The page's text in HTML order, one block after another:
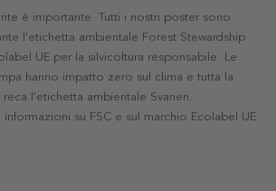
è importante. Tutti i nostri poster sono
l'etichetta ambientale Forest Stewardship
UE per la silvicoltura responsabile. Le
hanno impatto zero sul clima e tutta la
l'etichetta ambientale Svanen.
su FSC e sul marchio Ecolabel UE